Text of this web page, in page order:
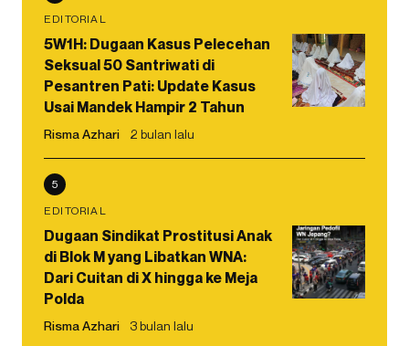
EDITORIAL
5W1H: Dugaan Kasus Pelecehan
Seksual 50 Santriwati di
Pesantren Pati: Update Kasus
Usai Mandek Hampir 2 Tahun
Risma Azhari 2 bulan lalu
5
EDITORIAL
Dugaan Sindikat Prostitusi Anak
di Blok M yang Libatkan WNA:
Dari Cuitan di X hingga ke Meja
Polda
Risma Azhari 3 bulan lalu